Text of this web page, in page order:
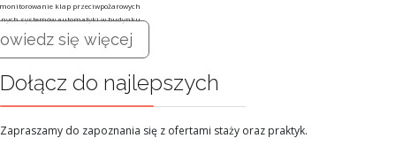
klap przeciwpożarowych
systemów automatyki w budynku
się więcej
Dołącz do najlepszych
Zapraszamy do zapoznania się z ofertami staży oraz praktyk.